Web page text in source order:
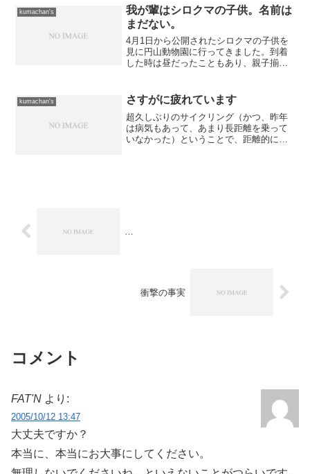
事を話したら驚いていた...
kumachan's
我が輩はシロクマの子供。名前は
まだない。
4月1日から公開されたシロクマの子供を
見に円山動物園に行ってきました。到着
した時は昼だったこともあり、親子揃っ
様サービスです。みんながカメラを構え
ている近くまで寄ってき...
kumachan's さすがに疲れています
超久しぶりのサイクリング（かつ、昨年
は病気もあって、あまり長距離を乗って
いなかった）ということで、距離的には
衝撃の事実
コメント
FAT'N より:
2005/10/12 13:47
大丈夫ですか？
本当に、本当にお大事にしてください。